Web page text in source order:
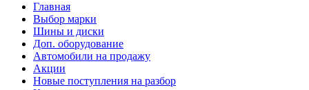
Главная
Выбор марки
Шины и диски
Доп. оборудование
Автомобили на продажу
Акции
Новые поступления на разбор